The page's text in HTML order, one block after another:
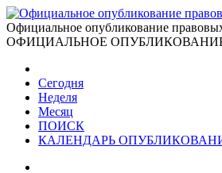
Официальное опубликование
ОФИЦИАЛЬНОЕ
Сегодня
Неделя
Месяц
ПОИСК
КАЛЕНДАРЬ